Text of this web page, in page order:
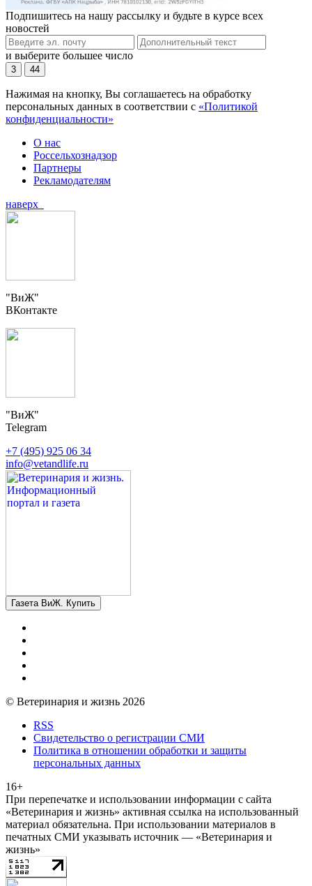
Подпишитесь на нашу рассылку и будьте в курсе всех
новостей
и выберите большее число
3 44
Нажимая на кнопку, Вы соглашаетесь на обработку
персональных данных в соответствии с «Политикой
конфиденциальности»
О нас
Россельхознадзор
Партнеры
Рекламодателям
наверх
"ВиЖ"
ВКонтакте
"ВиЖ"
Telegram
+7 (495) 925 06 34
info@vetandlife.ru
Газета ВиЖ. Купить
© Ветеринария и жизнь 2026
RSS
Свидетельство о регистрации СМИ
Политика в отношении обработки и защиты
персональных данных
16+
При перепечатке и использовании информации с сайта
«Ветеринария и жизнь» активная ссылка на использованный
материал обязательна. При использовании материалов в
печатных СМИ указывать источник — «Ветеринария и
жизнь»